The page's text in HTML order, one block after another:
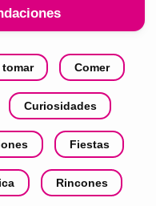
Comer
Curiosidades
Fiestas
Rincones